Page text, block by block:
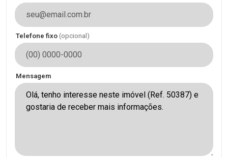
Telefone fixo (opcional)
Mensagem